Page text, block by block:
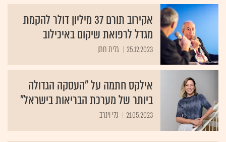
אקירוב תורם 37 מיליון דולר להקמת
מגדל לרפואת שיקום באיכילוב
25.12.2023 גלית חתן
אילקס חתמה על "העסקה הגדולה
ביותר של מערכת הבריאות בישראל"
21.05.2023 גלי וינרב